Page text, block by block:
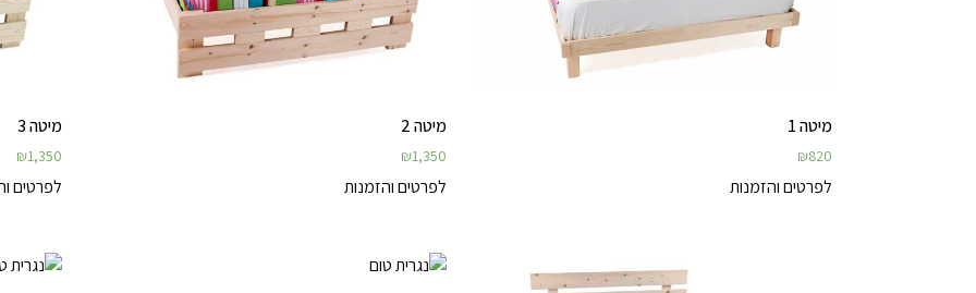
מיטה 1
₪820
לפרטים והזמנות
מיטה 2
₪1,350
לפרטים והזמנות
מיטה 3
₪1,350
לפרטים